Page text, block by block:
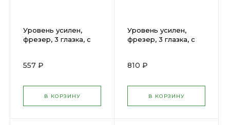
Уровень усилен,
фрезер, 3 глазка, с
557 ₽
В КОРЗИНУ
Уровень усилен,
фрезер, 3 глазка, с
810 ₽
В КОРЗИНУ